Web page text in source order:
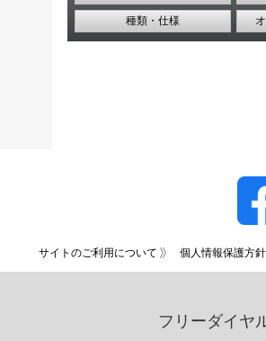
種類・仕様
サイトのご利用について 個人情報保護方針
フリーダイヤ